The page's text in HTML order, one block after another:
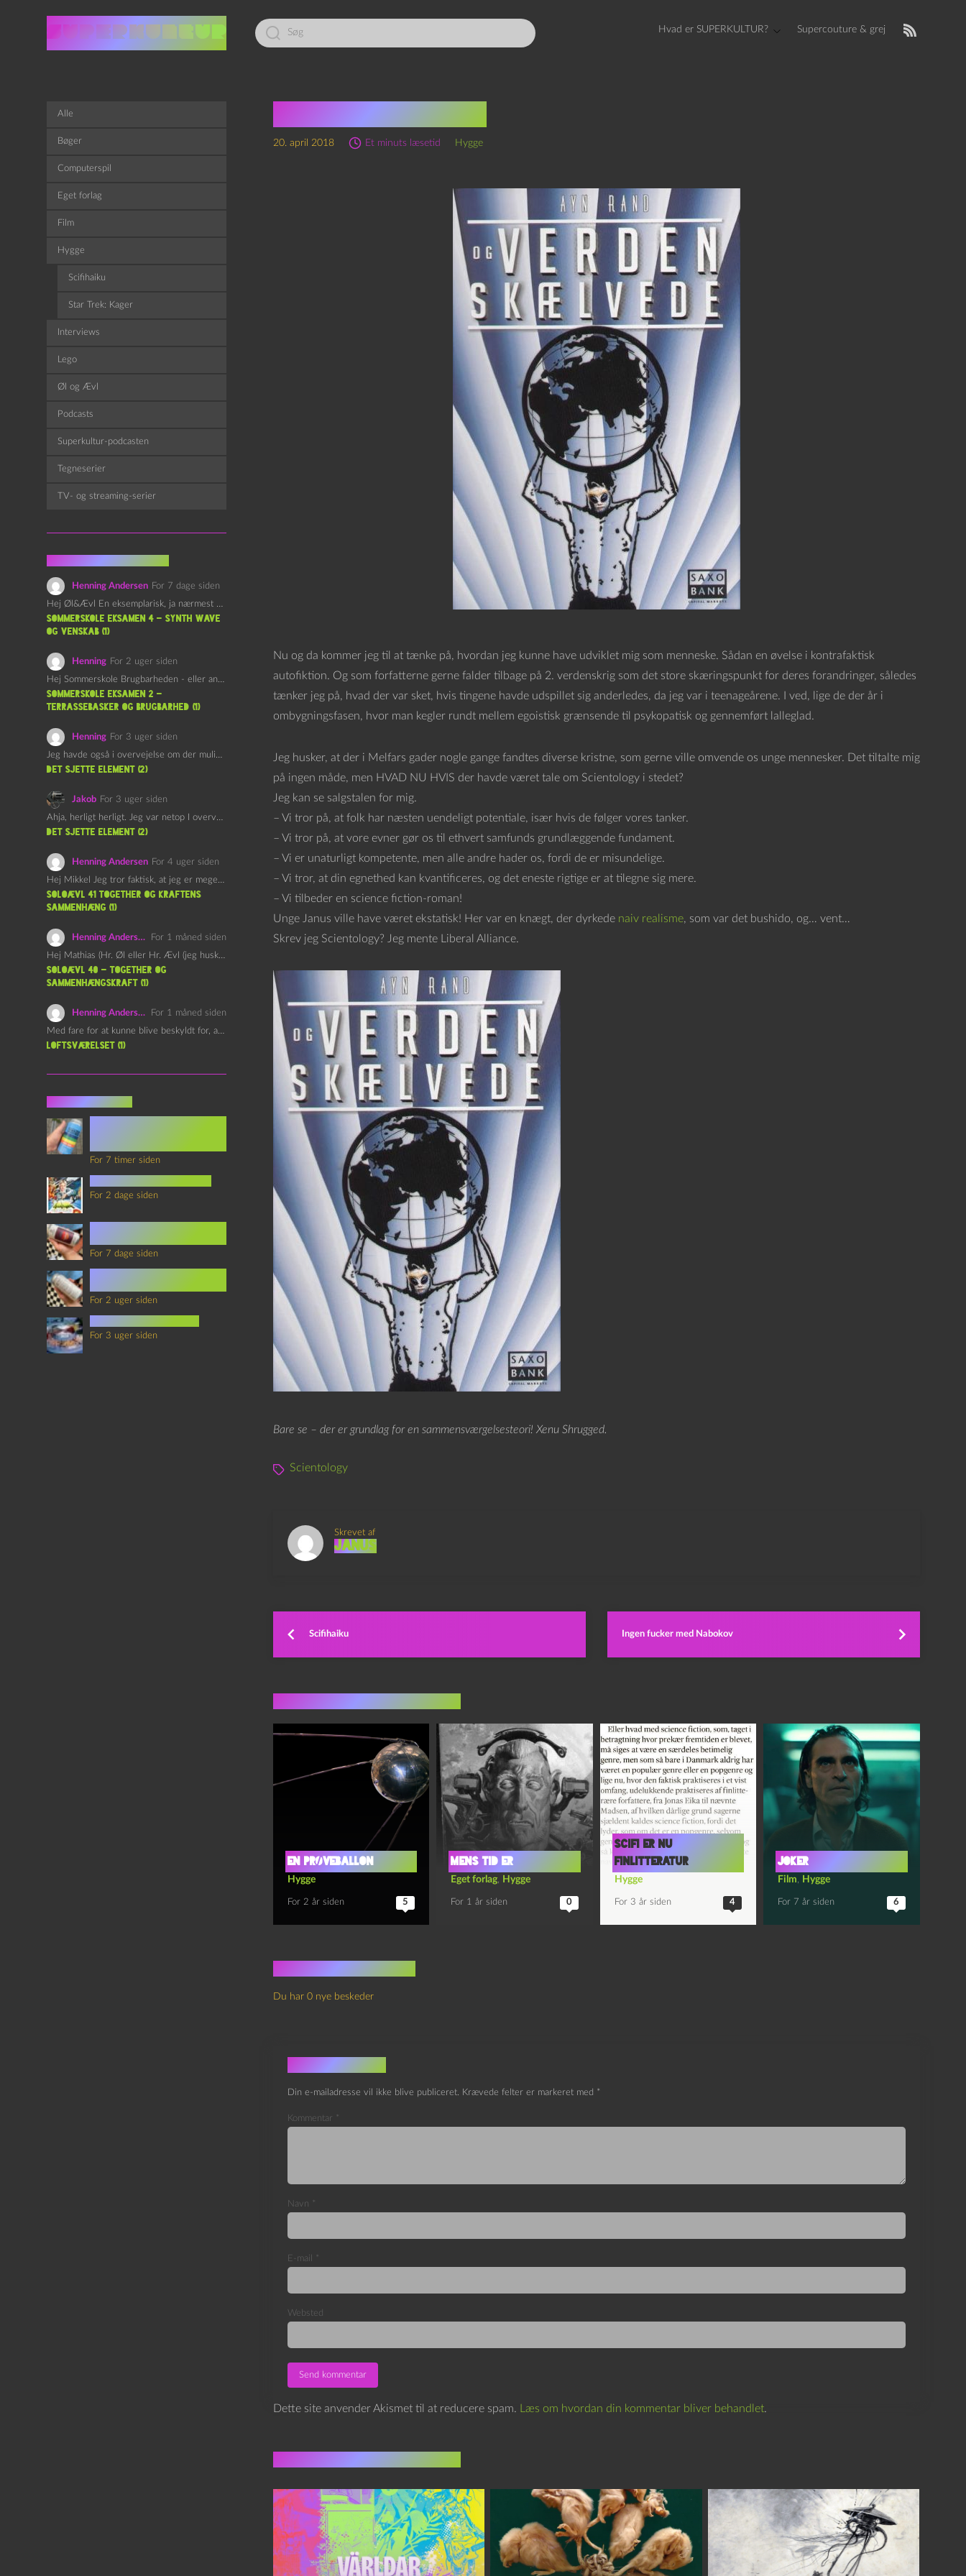
Led
efter:
Hvad er SUPERKULTUR? Supercouture & grej
20. april 2018 Et minuts læsetid Hygge
Nu og da kommer jeg til at tænke på, hvordan jeg kunne have udviklet mig som menneske. Sådan en øvelse i kontrafaktisk
autofiktion. Og som forfatterne gerne falder tilbage på 2. verdenskrig som det store skæringspunkt for deres forandringer, således
tænker jeg på, hvad der var sket, hvis tingene havde udspillet sig anderledes, da jeg var i teenageårene. I ved, lige de der år i
ombygningsfasen, hvor man kegler rundt mellem egoistisk grænsende til psykopatisk og gennemført lalleglad.
Jeg husker, at der i Melfars gader nogle gange fandtes diverse kristne, som gerne ville omvende os unge mennesker. Det tiltalte mig
på ingen måde, men HVAD NU HVIS der havde været tale om Scientology i stedet?
Jeg kan se salgstalen for mig.
– Vi tror på, at folk har næsten uendeligt potentiale, især hvis de følger vores tanker.
– Vi tror på, at vore evner gør os til ethvert samfunds grundlæggende fundament.
– Vi er unaturligt kompetente, men alle andre hader os, fordi de er misundelige.
– Vi tror, at din egnethed kan kvantificeres, og det eneste rigtige er at tilegne sig mere.
– Vi tilbeder en science fiction-roman!
Unge Janus ville have været ekstatisk! Her var en knægt, der dyrkede naiv realisme, som var det bushido, og… vent…
Skrev jeg Scientology? Jeg mente Liberal Alliance.
Bare se – der er grundlag for en sammensværgelsesteori! Xenu Shrugged.
Scientology
Skrevet af
Janus
Scifihaiku Ingen fucker med Nabokov
En prøveballon
Hygge
For 2 år siden 5
Mens tid er
Eget forlag, Hygge
For 1 år siden 0
Scifi er nu
finlitteratur
Hygge
For 3 år siden 4
JOKER
Film, Hygge
For 7 år siden 6
Du har 0 nye beskeder
Skriv et svar
Din e-mailadresse vil ikke blive publiceret. Krævede felter er markeret med *
Kommentar *
Navn *
E-mail *
Websted
Dette site anvender Akismet til at reducere spam. Læs om hvordan din kommentar bliver behandlet.
Alle
Bøger
Computerspil
Eget forlag
Film
Hygge
Scifihaiku
Star Trek: Kager
Interviews
Lego
Øl og Ævl
Podcasts
Superkultur-podcasten
Tegneserier
TV- og streaming-serier
Henning Andersen For 7 dage siden
Hej Øl&Ævl En eksemplarisk, ja nærmest yndefuld, afslutning på SOMMERSKOLEN.…
Sommerskole Eksamen 4 – Synth Wave
og Venskab (1)
Henning For 2 uger siden
Hej Sommerskole Brugbarheden - eller anvendeligheden - af "Øl&Ævl" er…
Sommerskole Eksamen 2 –
Terrassebasker og Brugbarhed (1)
Henning For 3 uger siden
Jeg havde også i overvejelse om der muligvis kunne være…
det sjette element (2)
Jakob For 3 uger siden
Ahja, herligt herligt. Jeg var netop I overvejelser om at…
det sjette element (2)
Henning Andersen For 4 uger siden
Hej Mikkel Jeg tror faktisk, at jeg er meget enig…
Soloævl 41 Together og Kraftens
Sammenhæng (1)
Henning Andersen
For 1 måned siden
Hej Mathias (Hr. Øl eller Hr. Ævl (jeg husker ikke…
Soloævl 40 – Together og
sammenhængskraft (1)
Henning Andersen
For 1 måned siden
Med fare for at kunne blive beskyldt for, at være…
Loftsværelset (1)
For 7 timer siden
For 2 dage siden
For 7 dage siden
For 2 uger siden
For 3 uger siden